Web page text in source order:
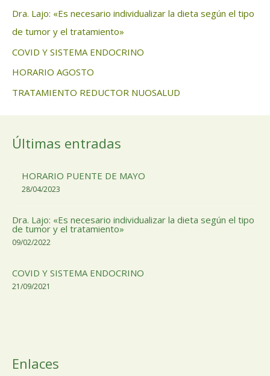
Dra. Lajo: «Es necesario individualizar la dieta según el tipo
de tumor y el tratamiento»
COVID Y SISTEMA ENDOCRINO
HORARIO AGOSTO
TRATAMIENTO REDUCTOR NUOSALUD
Últimas entradas
HORARIO PUENTE DE MAYO
28/04/2023
Dra. Lajo: «Es necesario individualizar la dieta según el tipo
de tumor y el tratamiento»
09/02/2022
COVID Y SISTEMA ENDOCRINO
21/09/2021
Enlaces